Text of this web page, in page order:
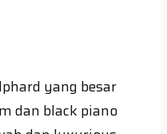
yang besar
dan black piano